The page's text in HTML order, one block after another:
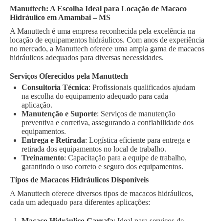
Manuttech: A Escolha Ideal para Locação de Macaco
Hidráulico em Amambai – MS
A Manuttech é uma empresa reconhecida pela excelência na
locação de equipamentos hidráulicos. Com anos de experiência
no mercado, a Manuttech oferece uma ampla gama de macacos
hidráulicos adequados para diversas necessidades.
Serviços Oferecidos pela Manuttech
Consultoria Técnica: Profissionais qualificados ajudam
na escolha do equipamento adequado para cada
aplicação.
Manutenção e Suporte: Serviços de manutenção
preventiva e corretiva, assegurando a confiabilidade dos
equipamentos.
Entrega e Retirada: Logística eficiente para entrega e
retirada dos equipamentos no local de trabalho.
Treinamento: Capacitação para a equipe de trabalho,
garantindo o uso correto e seguro dos equipamentos.
Tipos de Macacos Hidráulicos Disponíveis
A Manuttech oferece diversos tipos de macacos hidráulicos,
cada um adequado para diferentes aplicações: